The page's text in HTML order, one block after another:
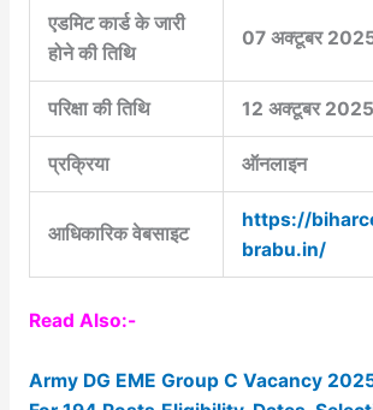
एडमिट कार्ड के जारी
होने की तिथि
07 अक्टूबर
परिक्षा की तिथि 12 अक्टूबर 2025
प्रक्रिया ऑनलाइन
आधिकारिक वेबसाइट
https://
brabu.in/
Read Also:-
Army DG EME Group C Vacancy